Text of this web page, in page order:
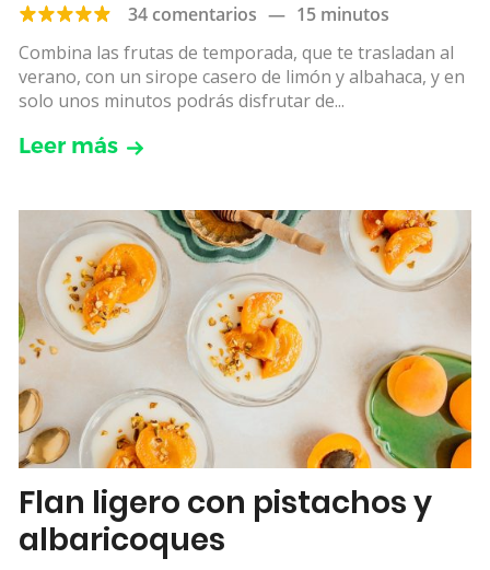
34 comentarios — 15 minutos
Combina las frutas de temporada, que te trasladan al
verano, con un sirope casero de limón y albahaca, y en
solo unos minutos podrás disfrutar de...
Leer más
Flan ligero con pistachos y
albaricoques